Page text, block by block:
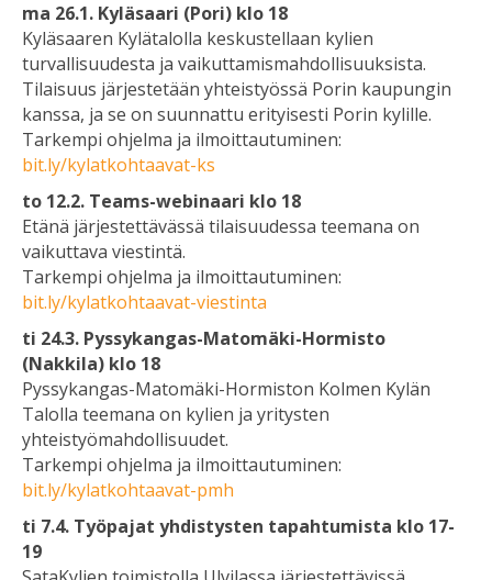
ma 26.1. Kyläsaari (Pori) klo 18
Kyläsaaren Kylätalolla keskustellaan kylien
turvallisuudesta ja vaikuttamismahdollisuuksista.
Tilaisuus järjestetään yhteistyössä Porin kaupungin
kanssa, ja se on suunnattu erityisesti Porin kylille.
Tarkempi ohjelma ja ilmoittautuminen:
bit.ly/kylatkohtaavat-ks
to 12.2. Teams-webinaari klo 18
Etänä järjestettävässä tilaisuudessa teemana on
vaikuttava viestintä.
Tarkempi ohjelma ja ilmoittautuminen:
bit.ly/kylatkohtaavat-viestinta
ti 24.3. Pyssykangas-Matomäki-Hormisto
(Nakkila) klo 18
Pyssykangas-Matomäki-Hormiston Kolmen Kylän
Talolla teemana on kylien ja yritysten
yhteistyömahdollisuudet.
Tarkempi ohjelma ja ilmoittautuminen:
bit.ly/kylatkohtaavat-pmh
ti 7.4. Työpajat yhdistysten tapahtumista klo 17-
19